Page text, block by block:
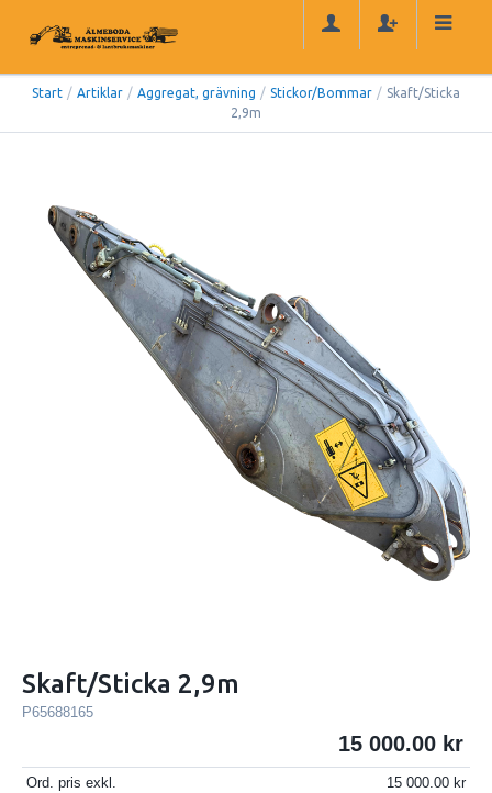
Start / Artiklar / Aggregat, grävning / Stickor/Bommar / Skaft/Sticka
2,9m
Skaft/Sticka 2,9m
P65688165
15 000.00
Ord. pris exkl.
15 000.00